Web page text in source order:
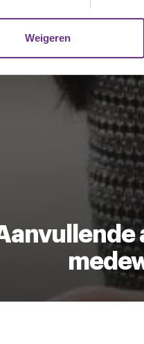
te analyseren. Ook
en analyse. Deze
toestemming op elk
linksonder
Weigeren